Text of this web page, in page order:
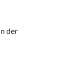
der